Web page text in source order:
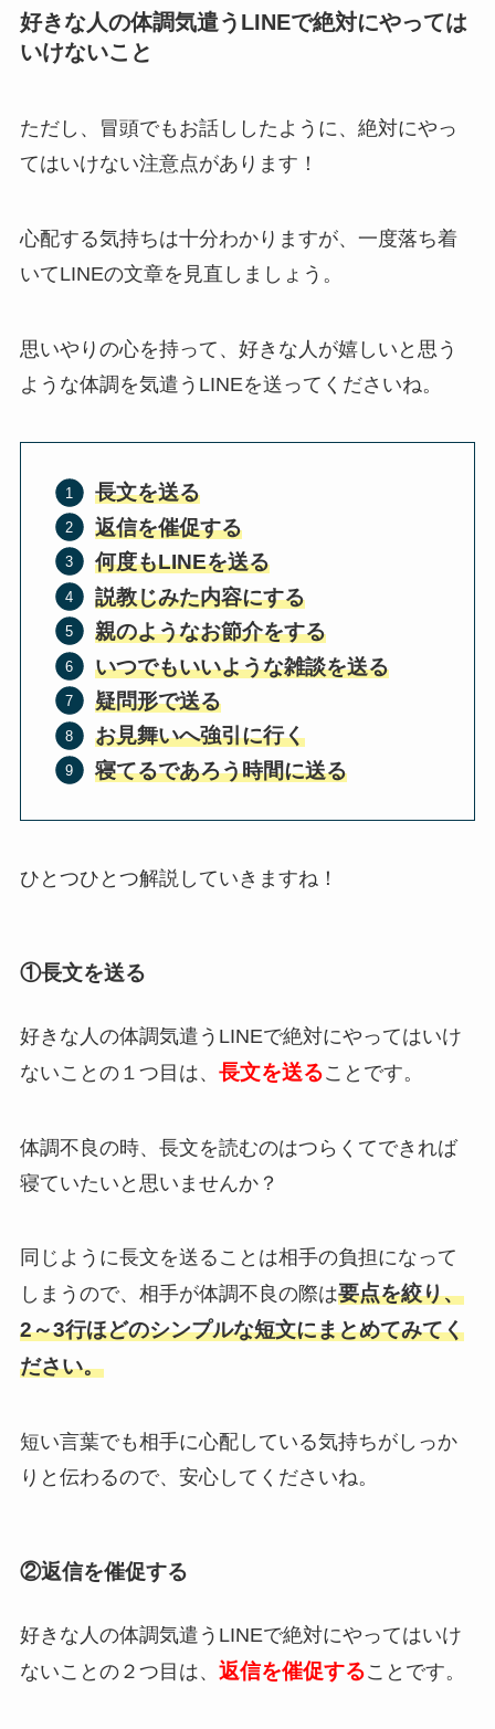
好きな人の体調気遣うLINEで絶対にやっては
いけないこと
ただし、冒頭でもお話ししたように、絶対にやっ
てはいけない注意点があります！
心配する気持ちは十分わかりますが、一度落ち着
いてLINEの文章を見直しましょう。
思いやりの心を持って、好きな人が嬉しいと思う
ような体調を気遣うLINEを送ってくださいね。
長文を送る
返信を催促する
何度もLINEを送る
説教じみた内容にする
親のようなお節介をする
いつでもいいような雑談を送る
疑問形で送る
お見舞いへ強引に行く
寝てるであろう時間に送る
ひとつひとつ解説していきますね！
①長文を送る
好きな人の体調気遣うLINEで絶対にやってはいけ
ないことの１つ目は、 長文を送ることです。
体調不良の時、長文を読むのはつらくてできれば
寝ていたいと思いませんか？
同じように長文を送ることは相手の負担になって
しまうので、相手が体調不良の際は要点を絞り、
2～3行ほどのシンプルな短文にまとめてみてく
ださい。
短い言葉でも相手に心配している気持ちがしっか
りと伝わるので、安心してくださいね。
②返信を催促する
好きな人の体調気遣うLINEで絶対にやってはいけ
ないことの２つ目は、 返信を催促することです。